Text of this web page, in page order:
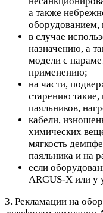
а также
в случае
назначению, а
модели с
применению;
на части,
старению такие,
паяльников,
кабели,
химических
мягкость
паяльника и на
если
ARGUS-X или у
3. Рекламации на